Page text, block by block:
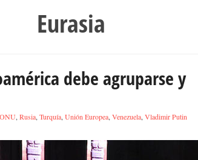
Eurasia
debe agruparse y
ONU, Rusia, Turquía, Unión Europea, Venezuela, Vladimir Putin